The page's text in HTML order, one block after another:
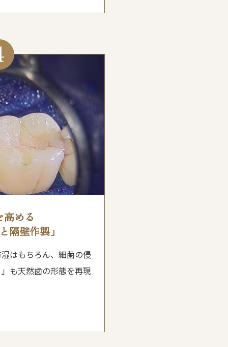
高める
隔壁作製」
はもちろん、細菌の侵
も天然歯の形態を再現